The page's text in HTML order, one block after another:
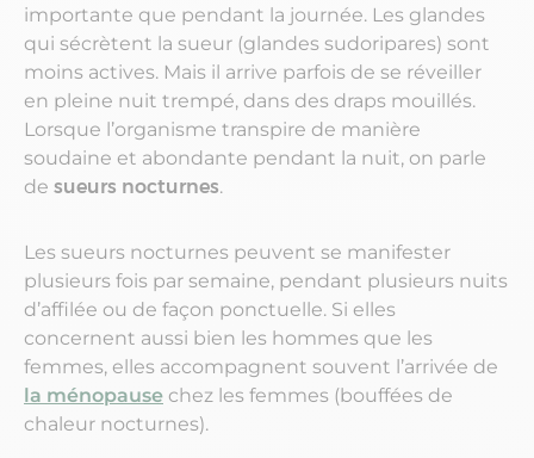
importante que pendant la journée. Les glandes
qui sécrètent la sueur (glandes sudoripares) sont
moins actives. Mais il arrive parfois de se réveiller
en pleine nuit trempé, dans des draps mouillés.
Lorsque l’organisme transpire de manière
soudaine et abondante pendant la nuit, on parle
de sueurs nocturnes.
Les sueurs nocturnes peuvent se manifester
plusieurs fois par semaine, pendant plusieurs nuits
d’affilée ou de façon ponctuelle. Si elles
concernent aussi bien les hommes que les
femmes, elles accompagnent souvent l’arrivée de
la ménopause chez les femmes (bouffées de
chaleur nocturnes).